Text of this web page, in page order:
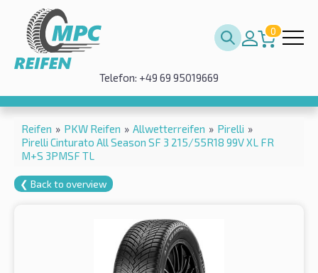
0
Telefon: +49 69 95019669
Reifen » PKW Reifen » Allwetterreifen » Pirelli »
Pirelli Cinturato All Season SF 3 215/55R18 99V XL FR
M+S 3PMSF TL
❮ Back to overview